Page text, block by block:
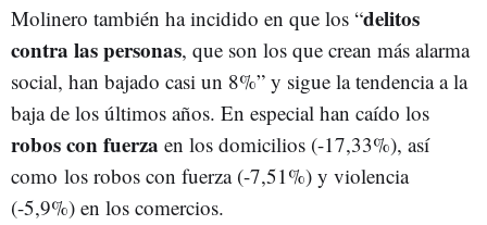
Molinero también ha incidido en que los “delitos
contra las personas, que son los que crean más alarma
social, han bajado casi un 8%” y sigue la tendencia a la
baja de los últimos años. En especial han caído los
robos con fuerza en los domicilios (-17,33%), así
como los robos con fuerza (-7,51%) y violencia
(-5,9%) en los comercios.